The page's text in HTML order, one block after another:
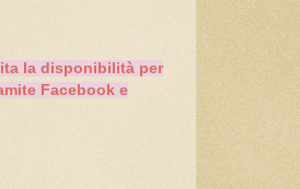
la disponibilità per
Facebook e